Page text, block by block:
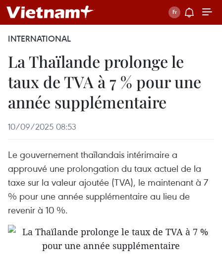
INTERNATIONAL
La Thaïlande prolonge le
taux de TVA à 7 % pour une
année supplémentaire
10/09/2025 08:53
Le gouvernement thaïlandais intérimaire a
approuvé une prolongation du taux actuel de la
taxe sur la valeur ajoutée (TVA), le maintenant à 7
% pour une année supplémentaire au lieu de
revenir à 10 %.